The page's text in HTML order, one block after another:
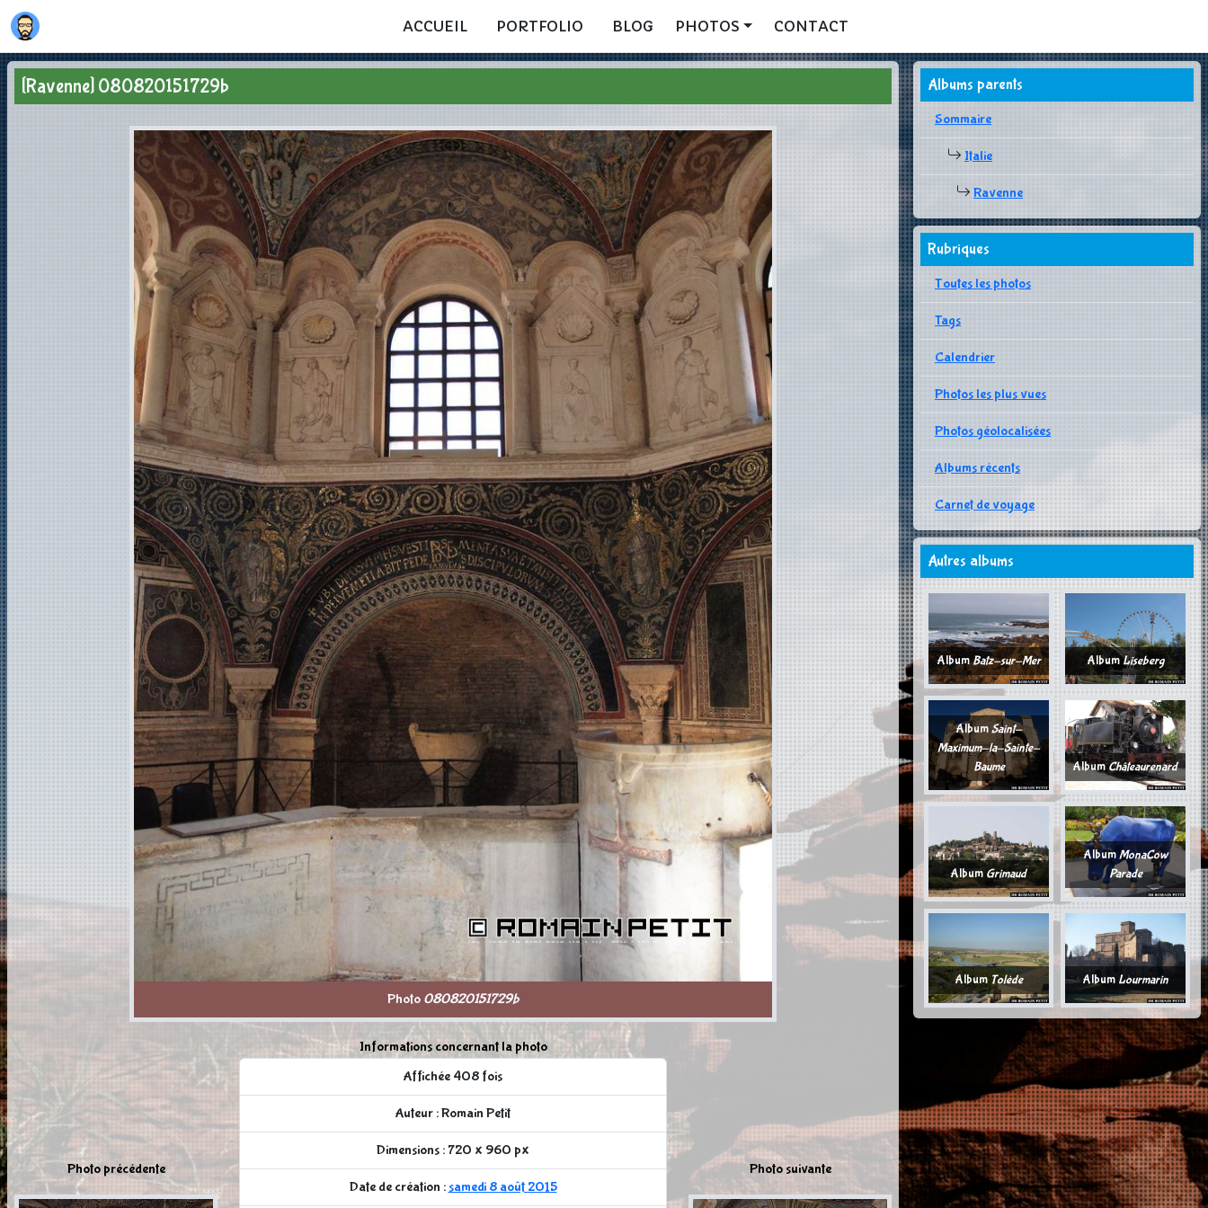
ACCUEIL PORTFOLIO BLOG PHOTOS CONTACT
[Ravenne] 080820151729b
Photo 080820151729b
Photo précédente
Informations concernant la photo
Affichée 408 fois
Auteur : Romain Petit
Dimensions : 720 x 960 px
Date de création : samedi 8 août 2015
Photo suivante
Albums parents
Sommaire
Italie
Ravenne
Rubriques
Toutes les photos
Tags
Calendrier
Photos les plus vues
Photos géolocalisées
Albums récents
Carnet de voyage
Autres albums
AlbumBatz-sur-Mer AlbumLiseberg
AlbumSaint-
Maximum-la-Sainte-
Baume
AlbumChâteaurenard
Album Grimaud
AlbumMonaCow
Parade
Album Tolède Album Lourmarin